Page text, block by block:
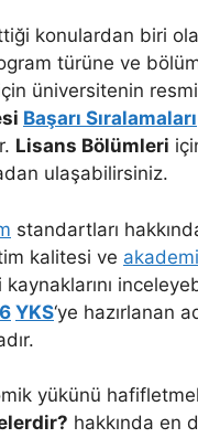
konulardan biri
türüne ve
üniversitenin
Başarı Sıralamaları
Lisans Bölümleri
ulaşabilirsiniz.
standartları
kalitesi ve
YKS‘ye hazırlanan
yükünü
hakkında en